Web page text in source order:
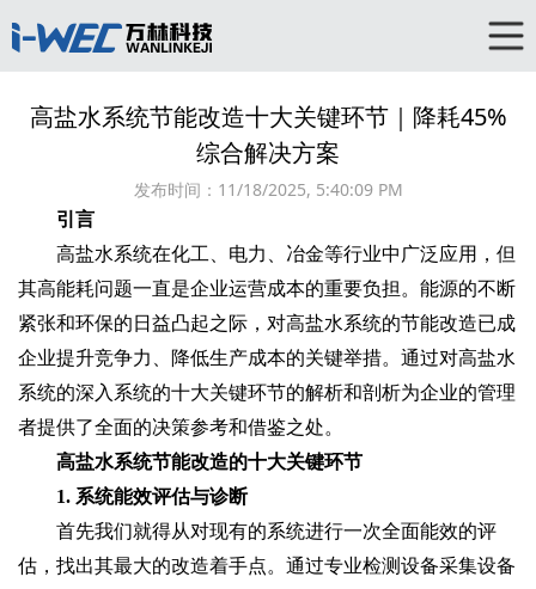
高盐水系统节能改造十大关键环节｜降耗45%
综合解决方案
发布时间： 11/18/2025, 5:40:09 PM
引言
高盐水系统在化工、电力、冶金等行业中广泛应用，但
其高能耗问题一直是企业运营成本的重要负担。能源的不断
紧张和环保的日益凸起之际，对高盐水系统的节能改造已成
企业提升竞争力、降低生产成本的关键举措。通过对高盐水
系统的深入系统的十大关键环节的解析和剖析为企业的管理
者提供了全面的决策参考和借鉴之处。
高盐水系统节能改造的十大关键环节
1. 系统能效评估与诊断
首先我们就得从对现有的系统进行一次全面能效的评
估，找出其最大的改造着手点。通过专业检测设备采集设备